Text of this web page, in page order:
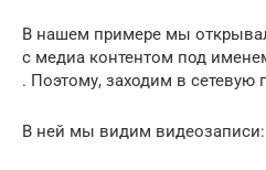
В нашем примере мы
с медиа контентом под
. Поэтому, заходим в сетевую
В ней мы видим видеозаписи: